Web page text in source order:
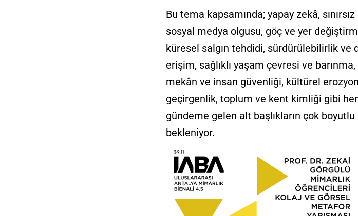
Bu tema kapsamında; yapay zekâ,
sosyal medya olgusu, göç ve yer
küresel salgın tehdidi, sürdürülebilirlik ve
erişim, sağlıklı yaşam çevresi ve
mekân ve insan güvenliği, kültürel
geçirgenlik, toplum ve kent kimliği gibi
gündeme gelen alt başlıkların çok boyutlu
bekleniyor.